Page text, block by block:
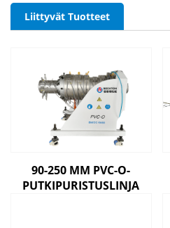
Liittyvät Tuotteet
90-250 MM PVC-O-
PUTKIPURISTUSLINJA